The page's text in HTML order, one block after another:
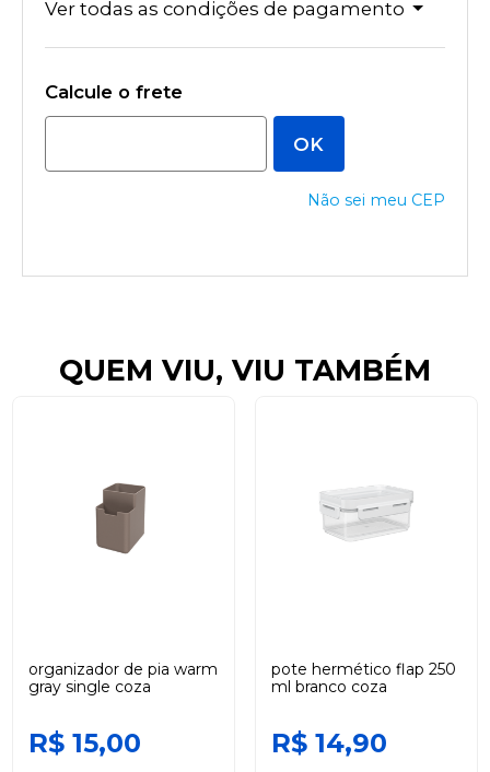
Ver todas as condições de pagamento
Não sei meu CEP
QUEM VIU, VIU TAMBÉM
organizador de pia warm
gray single coza
R$ 15,00
pote hermético flap 250
ml branco coza
R$ 14,90